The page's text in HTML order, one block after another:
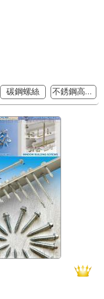
碳鋼螺絲 不銹鋼高張力螺絲